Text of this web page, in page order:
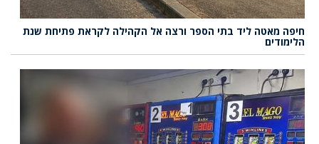
חיפה מאטה ליד בתי הספר ורצה אל הקהילה לקראת פתיחת שנת
הלימודים